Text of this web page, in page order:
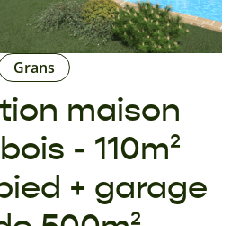
maison
- 110m²
+ garage
Grans